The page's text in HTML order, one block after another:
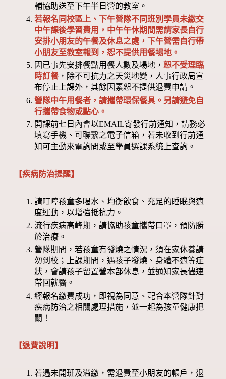
輔協助送至下午半日營的教室。
若報名同校區上、下午營隊不同班別學員未繳交
中午課後學習費用，中午午休期間需請家長自行
安排小朋友的午餐及休息之處，下午營需自行帶
小朋友至教室報到，恕不提供用餐場地。
因已事先安排餐點用餐人數及場地，恕不受理臨
時訂餐，除不可抗力之天災地變，人事行政局宣
布停止上課外，其餘因素恕不提供退費申請。
營隊中午用餐者，請攜帶環保餐具。另請避免自
行攜帶食物或點心。
開課前七日內會以EMAIL寄發行前通知，請務必
填寫手機、可聯繫之電子信箱，若未收到行前通
知可主動來電詢問或至學員選課系統上查詢。
【疾病防治提醒】
請叮嚀孩童多喝水、均衡飲食、充足的睡眠與適
度運動，以增強抵抗力。
流行疾病高峰期，請協助孩童攜帶口罩，預防勝
於治療。
營隊期間，若孩童有發燒之情況，須在家休養請
勿到校；上課期間，遇孩子發燒、身體不適等症
狀，會請孩子留置營本部休息，並通知家長儘速
帶回就醫。
經報名繳費成功，即視為同意、配合本營隊針對
疾病防治之相關處理措施，並一起為孩童健康把
關！
【退費說明】
若遇未開班及溢繳，需退費至小朋友的帳戶，退